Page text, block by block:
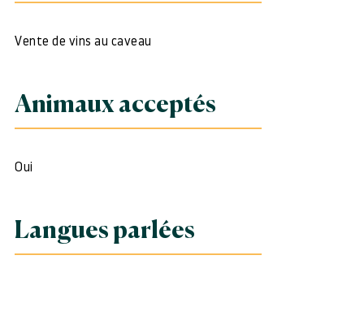
Vente de vins au caveau
Animaux acceptés
Oui
Langues parlées